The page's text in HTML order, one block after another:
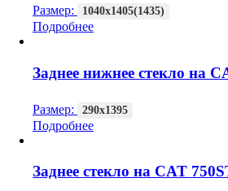
Размер: 1040х1405(1435)
Подробнее
Заднее нижнее стекло на
Размер: 290х1395
Подробнее
Заднее стекло на CAT